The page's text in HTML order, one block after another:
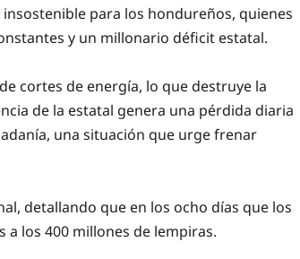
para los hondureños, quienes
y un millonario déficit estatal.
cortes de energía, lo que destruye la
de la estatal genera una pérdida diaria
una situación que urge frenar
detallando que en los ocho días que los
a los 400 millones de lempiras.